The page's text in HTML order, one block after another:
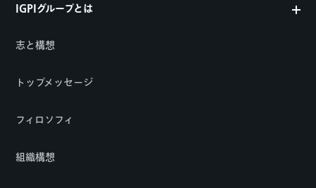
IGPIグループとは
志と構想
トップメッセージ
フィロソフィ
組織構想